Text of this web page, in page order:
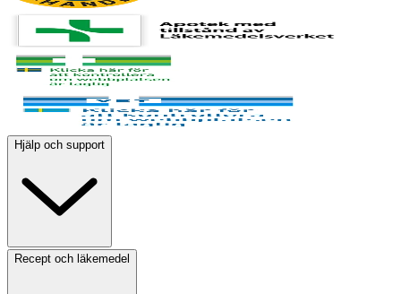
Hjälp och support
Recept och läkemedel